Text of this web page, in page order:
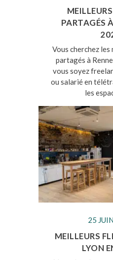
PARTAGÉS
Vous cherchez
partagés à
vous soyez
ou salarié en
les
25
MEILLEURS
LYON